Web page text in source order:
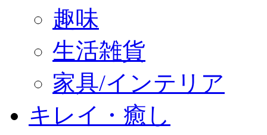
趣味
生活雑貨
家具/インテリア
キレイ・癒し